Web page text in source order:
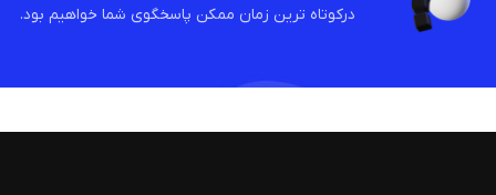
درکوتاه ترین زمان ممکن پاسخگوی شما خواهیم بود.